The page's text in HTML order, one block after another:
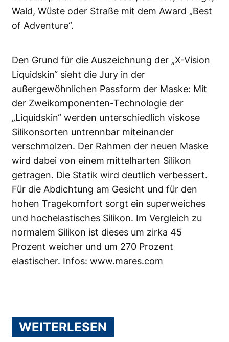
Wald, Wüste oder Straße mit dem Award „Best
of Adventure“.
Den Grund für die Auszeichnung der „X-Vision
Liquidskin“ sieht die Jury in der
außergewöhnlichen Passform der Maske: Mit
der Zweikomponenten-Technologie der
„Liquidskin“ werden unterschiedlich viskose
Silikonsorten untrennbar miteinander
verschmolzen. Der Rahmen der neuen Maske
wird dabei von einem mittelharten Silikon
getragen. Die Statik wird deutlich verbessert.
Für die Abdichtung am Gesicht und für den
hohen Tragekomfort sorgt ein superweiches
und hochelastisches Silikon. Im Vergleich zu
normalem Silikon ist dieses um zirka 45
Prozent weicher und um 270 Prozent
elastischer. Infos: www.mares.com
WEITERLESEN